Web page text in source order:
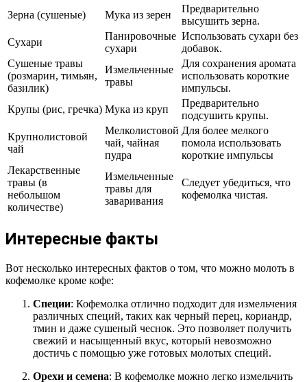
Зерна (сушеные)
Мука из зерен
Предварительно
высушить зерна.
Сухари
Панировочные
сухари
Использовать сухари без
добавок.
Сушеные травы
(розмарин, тимьян,
базилик)
Измельченные
травы
Для сохранения аромата
использовать короткие
импульсы.
Крупы (рис, гречка) Мука из круп
Предварительно
подсушить крупы.
Крупнолистовой
чай
Мелколистовой
чай, чайная
пудра
Для более мелкого
помола использовать
короткие импульсы
Лекарственные
травы (в
небольшом
количестве)
Измельченные
травы для
заваривания
Следует убедиться, что
кофемолка чистая.
Интересные факты
Вот несколько интересных фактов о том, что можно молоть в
кофемолке кроме кофе:
Специи: Кофемолка отлично подходит для измельчения
различных специй, таких как черный перец, кориандр,
тмин и даже сушеный чеснок. Это позволяет получить
свежий и насыщенный вкус, который невозможно
достичь с помощью уже готовых молотых специй.
Орехи и семена: В кофемолке можно легко измельчить